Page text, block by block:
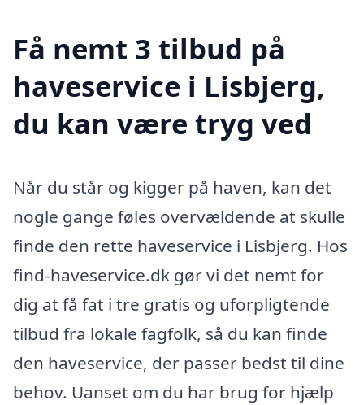
Få nemt 3 tilbud på
haveservice i Lisbjerg,
du kan være tryg ved
Når du står og kigger på haven, kan det
nogle gange føles overvældende at skulle
finde den rette haveservice i Lisbjerg. Hos
find-haveservice.dk gør vi det nemt for
dig at få fat i tre gratis og uforpligtende
tilbud fra lokale fagfolk, så du kan finde
den haveservice, der passer bedst til dine
behov. Uanset om du har brug for hjælp